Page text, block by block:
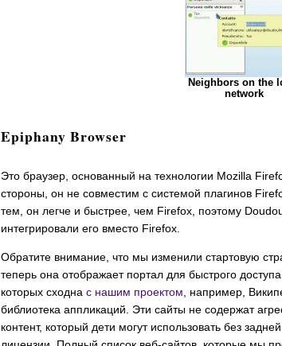
Neighbors on the
network
Epiphany Browser
Это браузер, основанный на технологии Mozilla
стороны, он не совместим с системой плагинов
тем, он легче и быстрее, чем Firefox, поэтому
интегрировали его вместо Firefox.
Обратите внимание, что мы изменили стартовую
теперь она отображает портал для быстрого
которых сходна с нашим проектом, например,
библиотека аппликаций. Эти сайты не содержат
контент, который дети могут использовать без